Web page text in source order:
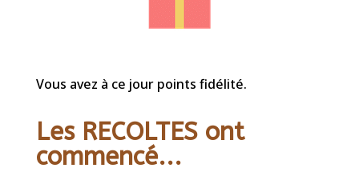
Vous avez à ce jour points fidélité.
Les RECOLTES ont
commencé...